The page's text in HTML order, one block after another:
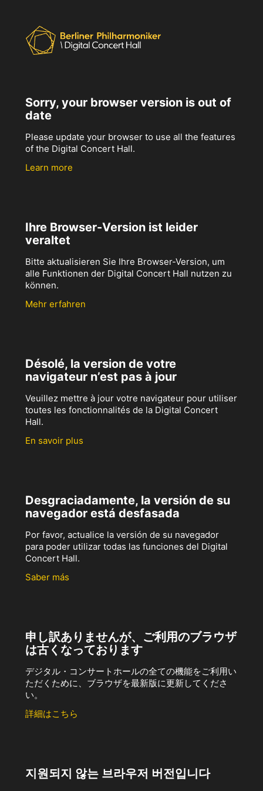
Sorry, your browser version is out of
date
Please update your browser to use all the features
of the Digital Concert Hall.
Learn more
Ihre Browser-Version ist leider
veraltet
Bitte aktualisieren Sie Ihre Browser-Version, um
alle Funktionen der Digital Concert Hall nutzen zu
können.
Mehr erfahren
Désolé, la version de votre
navigateur n’est pas à jour
Veuillez mettre à jour votre navigateur pour utiliser
toutes les fonctionnalités de la Digital Concert
Hall.
En savoir plus
Desgraciadamente, la versión de su
navegador está desfasada
Por favor, actualice la versión de su navegador
para poder utilizar todas las funciones del Digital
Concert Hall.
Saber más
申し訳ありませんが、ご利用のブラウザ
は古くなっております
デジタル・コンサートホールの全ての機能をご利用い
ただくために、ブラウザを最新版に更新してくださ
い。
詳細はこちら
지원되지 않는 브라우저 버전입니다